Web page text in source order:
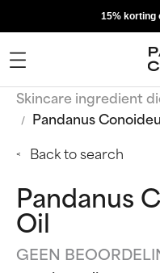
15% korting
Skincare ingredient
Pandanus
Back to search
Pandanus
Oil
GEEN